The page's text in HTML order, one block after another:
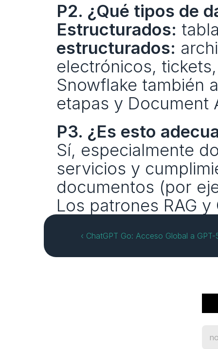
P2. ¿Qué tipos de
Estructurados:
estructurados:
electrónicos,
Snowflake también
etapas y Document
P3. ¿Es esto
Sí, especialmente
servicios y
documentos (por
Los patrones RAG
‹ ChatGPT Go: Acceso Global a